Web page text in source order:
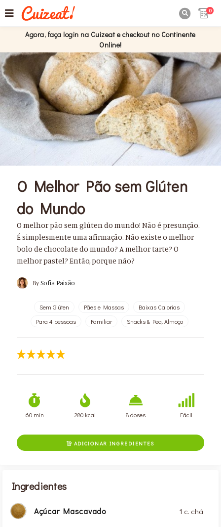
0
Agora, faça login na Cuizeat e checkout no Continente
Online!
O Melhor Pão sem Glúten
do Mundo
O melhor pão sem glúten do mundo! Não é presunção.
É simplesmente uma afirmação. Não existe o melhor
bolo de chocolate do mundo? A melhor tarte? O
melhor pastel? Então, porque não?
By Sofia Paixão
Sem Glúten Pães e Massas
Baixas Calorias
Para 4 pessoas
Familiar Snacks & Peq. Almoço
60 min 280 kcal 8 doses Fácil
ADICIONAR INGREDIENTES
Ingredientes
Açúcar Mascavado 1 c. chá